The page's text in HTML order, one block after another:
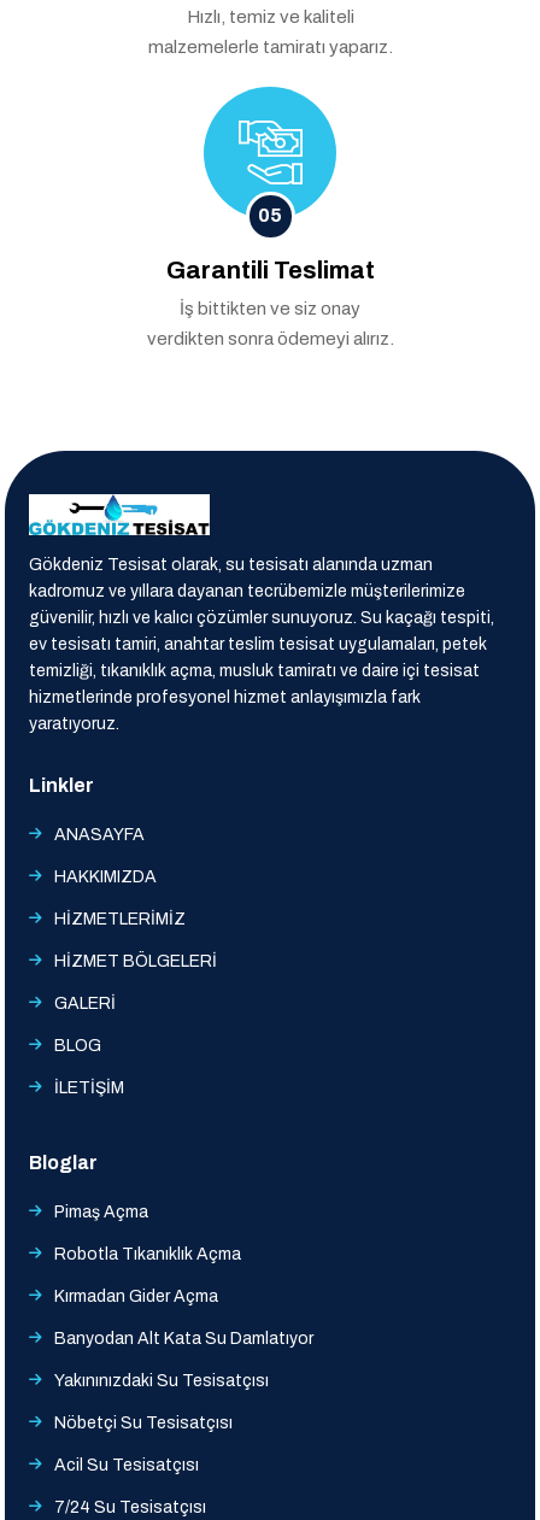
Hızlı, temiz ve kaliteli
malzemelerle tamiratı yaparız.
05
Garantili Teslimat
İş bittikten ve siz onay
verdikten sonra ödemeyi alırız.
Gökdeniz Tesisat olarak, su tesisatı alanında uzman
kadromuz ve yıllara dayanan tecrübemizle müşterilerimize
güvenilir, hızlı ve kalıcı çözümler sunuyoruz. Su kaçağı tespiti,
ev tesisatı tamiri, anahtar teslim tesisat uygulamaları, petek
temizliği, tıkanıklık açma, musluk tamiratı ve daire içi tesisat
hizmetlerinde profesyonel hizmet anlayışımızla fark
yaratıyoruz.
Linkler
ANASAYFA
HAKKIMIZDA
HİZMETLERİMİZ
HİZMET BÖLGELERİ
GALERİ
BLOG
İLETİŞİM
Bloglar
Pimaş Açma
Robotla Tıkanıklık Açma
Kırmadan Gider Açma
Banyodan Alt Kata Su Damlatıyor
Yakınınızdaki Su Tesisatçısı
Nöbetçi Su Tesisatçısı
Acil Su Tesisatçısı
7/24 Su Tesisatçısı